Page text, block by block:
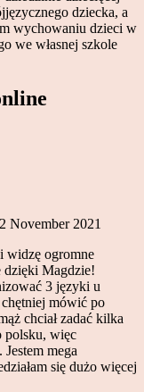
dziecka, a
wychowaniu dzieci w
we własnej szkole
November 2021
widzę ogromne
dzięki Magdzie!
3 języki u
chętniej mówić po
chciał zadać kilka
polsku, więc
mega
się dużo więcej